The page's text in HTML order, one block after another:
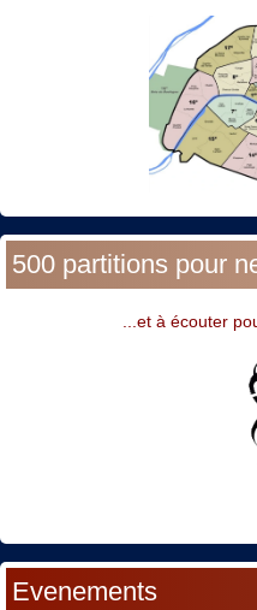
500 partitions pour
...et à écouter
Evenements